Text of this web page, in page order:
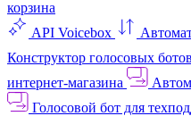
корзина
API Voicebox
Конструктор голосовых ботов
интернет‑магазина
Голосовой бот для